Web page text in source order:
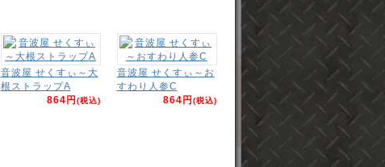
音波屋 せくすぃ～大
根ストラップA
864円(税込)
音波屋 せくすぃ～お
すわり人参C
864円(税込)